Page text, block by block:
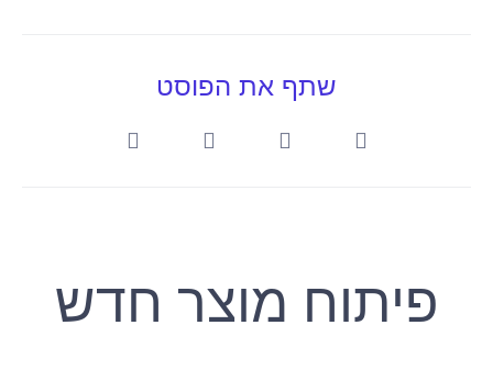
שתף את הפוסט
פיתוח מוצר חדש